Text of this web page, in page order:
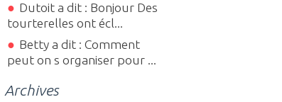
Dutoit a dit : Bonjour Des
tourterelles ont écl...
Betty a dit : Comment
peut on s organiser pour ...
Archives